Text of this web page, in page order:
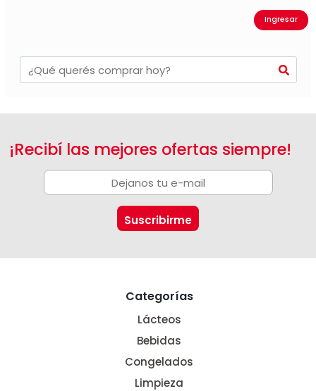
Ingresar
¡Recibí las mejores ofertas siempre!
Categorías
Lácteos
Bebidas
Congelados
Limpieza